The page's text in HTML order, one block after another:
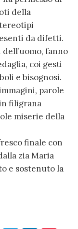
della
da difetti.
fanno
coi gesti
e bisognosi.
parole
filigrana
miserie della
finale con
zia Maria
e sostenuto la